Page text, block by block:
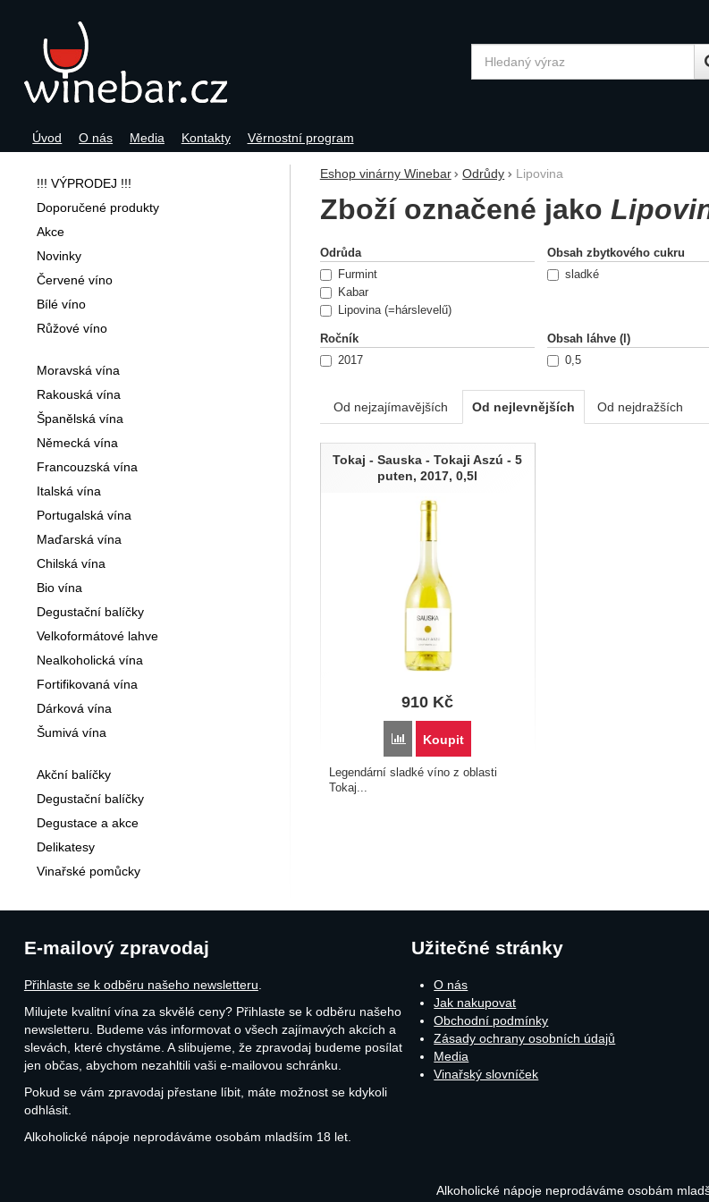
Eshop vinárny Winebar Odrůdy Lipovina
Zboží označené jako
Filtrování podle parametrů
Odrůda
Furmint
Kabar
Lipovina (=hárslevelű)
Obsah zbytkového cukru
sladké
Ročník
2017
Obsah láhve (l)
0,5
Od nejzajímavějších Od nejlevnějších Od nejdražších
Produkty
Tokaj - Sauska - Tokaji Aszú - 5
puten, 2017, 0,5l
910 Kč
Přidat 'Tokaj - Sauska - Tokaji Aszú - 5 puten, 2017, 0,5l'
Koupit
Legendární sladké víno z oblasti
Tokaj...
!!! VÝPRODEJ !!!
Doporučené produkty
Akce
Novinky
Červené víno
Bílé víno
Růžové víno
Moravská vína
Rakouská vína
Španělská vína
Německá vína
Francouzská vína
Italská vína
Portugalská vína
Maďarská vína
Chilská vína
Bio vína
Degustační balíčky
Velkoformátové lahve
Nealkoholická vína
Fortifikovaná vína
Dárková vína
Šumivá vína
Akční balíčky
Degustační balíčky
Degustace a akce
Delikatesy
Vinařské pomůcky
Navigace
Úvod O nás Media Kontakty Věrnostní program
Vyhledávání
E-mailový zpravodaj
Přihlaste se k odběru našeho newsletteru
Milujete kvalitní vína za skvělé ceny? Přihlaste se k odběru našeho
newsletteru. Budeme vás informovat o všech zajímavých akcích a
slevách, které chystáme. A slibujeme, že zpravodaj budeme posílat
jen občas, abychom nezahltili vaši e-mailovou schránku.
Pokud se vám zpravodaj přestane líbit, máte možnost se kdykoli
odhlásit.
Alkoholické nápoje neprodáváme osobám mladším 18 let.
Užitečné stránky
O nás
Jak nakupovat
Obchodní podmínky
Zásady ochrany osobních údajů
Media
Vinařský slovníček
Alkoholické nápoje neprodáváme osobám